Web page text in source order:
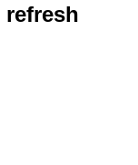
refresh